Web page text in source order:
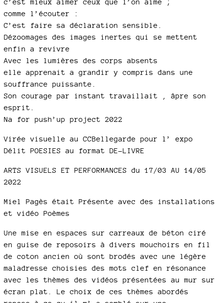
c’est mieux aimer ceux que l’on aime ;
comme l’écouter :
C’est faire sa déclaration sensible.
Dézoomages des images inertes qui se mettent
enfin a revivre
Avec les lumières des corps absents
elle apprenait a grandir y compris dans une
souffrance puissante.
Son courage par instant travaillait , âpre son
esprit.
Na for push’up project 2022
Virée visuelle au CCBellegarde pour l’ expo
Délit POESIES au format DE-LIVRE
ARTS VISUELS ET PERFORMANCES du 17/03 AU 14/05
2022
Miel Pagès était Présente avec des installations
et vidéo Poèmes
Une mise en espaces sur carreaux de béton ciré
en guise de reposoirs à divers mouchoirs en fil
de coton ancien où sont brodés avec une légère
maladresse choisies des mots clef en résonance
avec les thèmes des vidéos présentées au mur sur
écran plat. Le choix de ces thèmes abordés